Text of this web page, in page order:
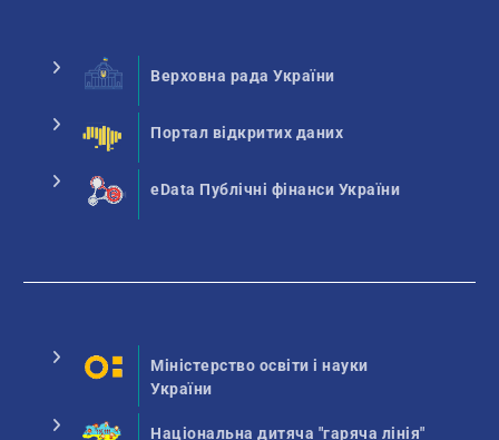
Верховна рада України
Портал відкритих даних
eData Публічні фінанси України
Міністерство освіти і науки
України
Національна дитяча "гаряча лінія"